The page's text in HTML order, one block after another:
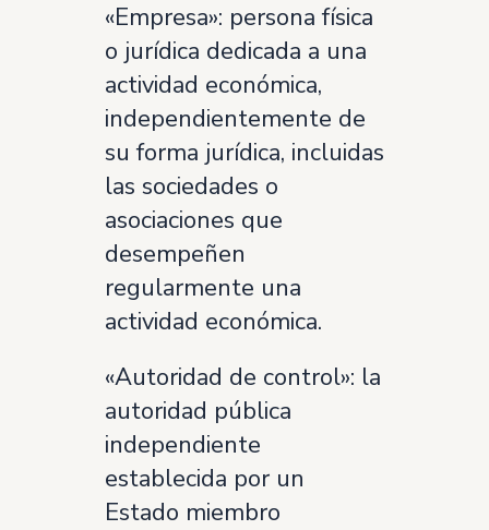
«Empresa»: persona física
o jurídica dedicada a una
actividad económica,
independientemente de
su forma jurídica, incluidas
las sociedades o
asociaciones que
desempeñen
regularmente una
actividad económica.
«Autoridad de control»: la
autoridad pública
independiente
establecida por un
Estado miembro